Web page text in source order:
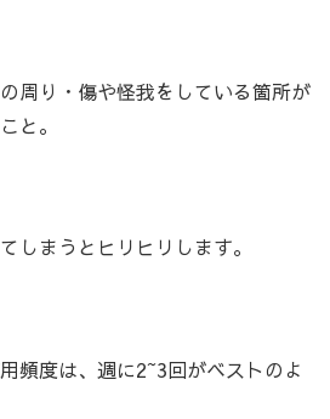
周り・傷や怪我をしている箇所が
と。
しまうとヒリヒリします。
頻度は、週に2~3回がベストのよ